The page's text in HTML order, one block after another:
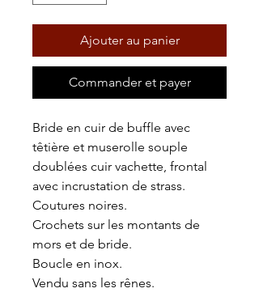
Ajouter au panier
Commander et payer
Bride en cuir de buffle avec
têtière et muserolle souple
doublées cuir vachette, frontal
avec incrustation de strass.
Coutures noires.
Crochets sur les montants de
mors et de bride.
Boucle en inox.
Vendu sans les rênes.